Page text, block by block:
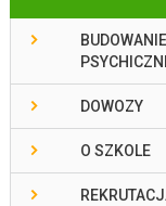
DOWOZY
O SZKOLE